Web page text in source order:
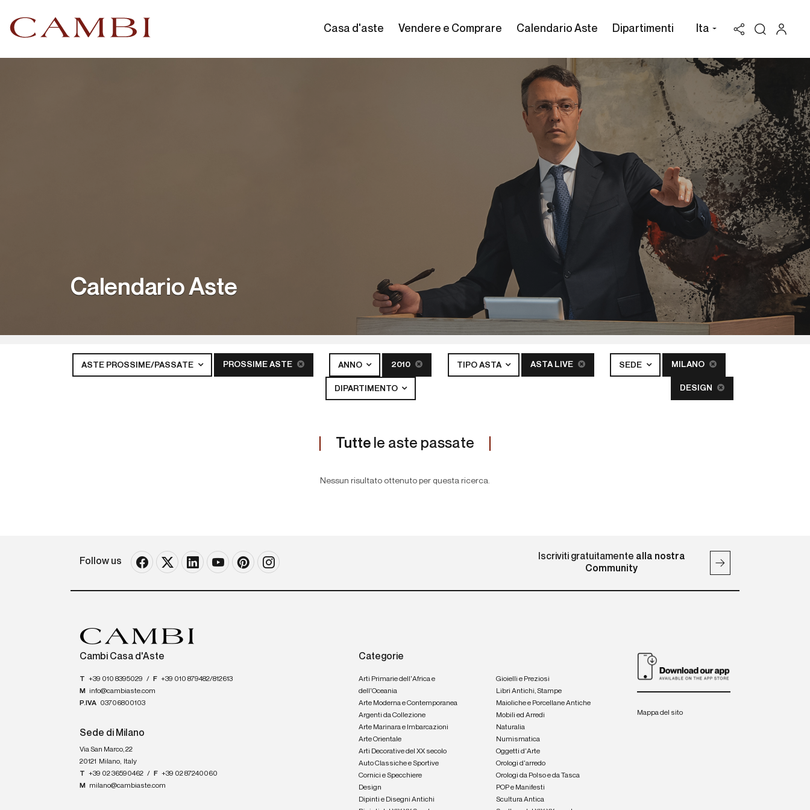
Casa d'aste Vendere e Comprare Calendario Aste Dipartimenti Ita
Calendario Aste
ASTE PROSSIME/PASSATE PROSSIME ASTE ANNO 2010 TIPO ASTA ASTA LIVE SEDE MILANO
DIPARTIMENTO DESIGN
Tutte le aste passate
Nessun risultato ottenuto per questa ricerca.
Follow us Iscriviti gratuitamente alla nostra
Community
Cambi Casa d'Aste
T +39 010 8395029 / F +39 010 879482/812613
M
info@cambiaste.com
P.IVA 03706800103
Sede di Milano
Via San Marco, 22
20121
Milano, Italy
T +39 02 36590462 / F +39 02 87240060
M
milano@cambiaste.com
Categorie
Arti Primarie dell'Africa e
dell'Oceania
Arte Moderna e Contemporanea
Argenti da Collezione
Arte Marinara e Imbarcazioni
Arte Orientale
Arti Decorative del XX secolo
Auto Classiche e Sportive
Cornici e Specchiere
Design
Dipinti e Disegni Antichi
Gioielli e Preziosi
Libri Antichi, Stampe
Maioliche e Porcellane Antiche
Mobili ed Arredi
Naturalia
Numismatica
Oggetti d'Arte
Orologi d'arredo
Orologi da Polso e da Tasca
POP e Manifesti
Scultura Antica
Mappa del sito